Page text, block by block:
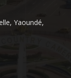
Yaoundé,